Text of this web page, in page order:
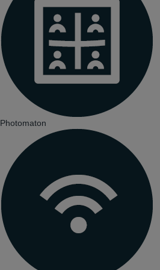
Photomaton